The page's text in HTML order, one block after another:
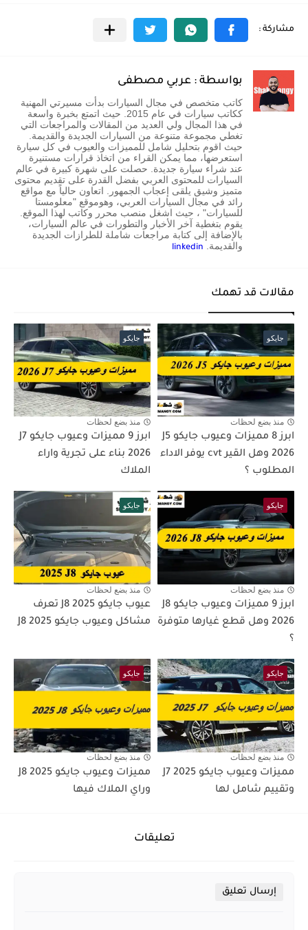
بواسطة : عربي مصطفى
كاتب متخصص في مجال السيارات بدأت مسيرتي المهنية
ككاتب سيارات في عام 2015. حيث اتمتع بخبرة واسعة
في هذا المجال ولي العديد من المقالات والمراجعات التي
تغطي مجموعة متنوعة من السيارات الجديدة والقديمة.
حيث اقوم بتحليل شامل للمميزات والعيوب في كل سيارة
استعرضها، مما يمكن القراء من اتخاذ قرارات مستنيرة
عند شراء سيارة جديدة. حصلت على شهرة كبيرة في عالم
السيارات للمحتوى العربي بفضل القدرة على تقديم محتوى
متميز وشيق يلقى إعجاب الجمهور. اتعاون حالياً مع مواقع
رائد في مجال السيارات العربي، وهوموقع "معلومستا
للسيارات" ، حيث اشغل منصب محرر وكاتب لهذا الموقع.
يقوم بتغطية آخر الأخبار والتطورات في عالم السيارات،
بالإضافة إلى كتابة مراجعات شاملة للطرازات الجديدة
والقديمة.
linkedin
مقالات قد تهمك
جايكو
منذ بضع لحظات
ابرز 8 مميزات وعيوب جايكو J5
2026 وهل القير cvt يوفر الاداء
المطلوب ؟
جايكو
منذ بضع لحظات
ابرز 9 مميزات وعيوب جايكو J7
2026 بناء على تجرية واراء
الملاك
جايكو
منذ بضع لحظات
ابرز 9 مميزات وعيوب جايكو J8
2026 وهل قطع غيارها متوفرة
؟
جايكو
منذ بضع لحظات
عيوب جايكو J8 2025 تعرف
مشاكل وعيوب جايكو J8 2025
جايكو
منذ بضع لحظات
مميزات وعيوب جايكو J7 2025
وتقييم شامل لها
جايكو
منذ بضع لحظات
مميزات وعيوب جايكو J8 2025
وراي الملاك فيها
تعليقات
إرسال تعليق